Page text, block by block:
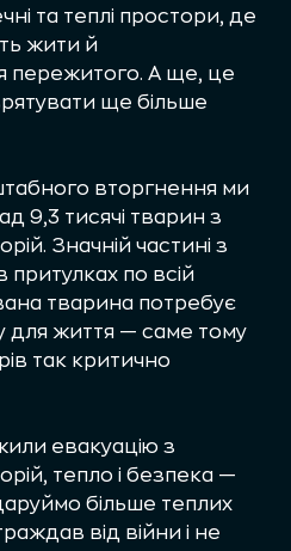
та теплі простори, де
жити й
пережитого. А ще, це
ще більше
вторгнення ми
9,3 тисячі тварин з
Значній частині з
притулках по всій
тварина потребує
для життя — саме тому
так критично
евакуацію з
тепло і безпека —
більше теплих
від війни і не